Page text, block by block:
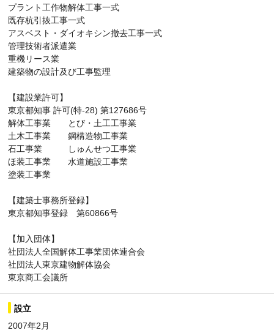
プラント工作物解体工事一式
既存杭引抜工事一式
アスベスト・ダイオキシン撤去工事一式
管理技術者派遣業
重機リース業
建築物の設計及び工事監理
【建設業許可】
東京都知事 許可(特-28) 第127686号
解体工事業 とび・土工工事業
土木工事業 鋼構造物工事業
石工事業 しゅんせつ工事業
ほ装工事業 水道施設工事業
塗装工事業
【建築士事務所登録】
東京都知事登録 第60866号
【加入団体】
社団法人全国解体工事業団体連合会
社団法人東京建物解体協会
東京商工会議所
設立
2007年2月